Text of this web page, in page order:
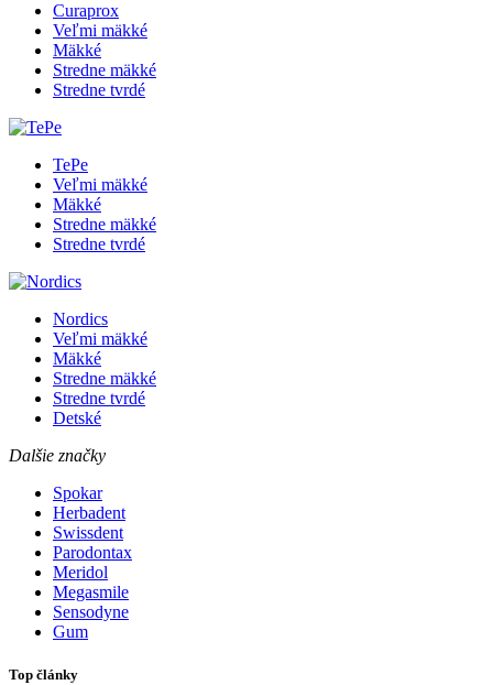
Curaprox
Veľmi mäkké
Mäkké
Stredne mäkké
Stredne tvrdé
TePe
Veľmi mäkké
Mäkké
Stredne mäkké
Stredne tvrdé
Nordics
Veľmi mäkké
Mäkké
Stredne mäkké
Stredne tvrdé
Detské
Dalšie značky
Spokar
Herbadent
Swissdent
Parodontax
Meridol
Megasmile
Sensodyne
Gum
Top články